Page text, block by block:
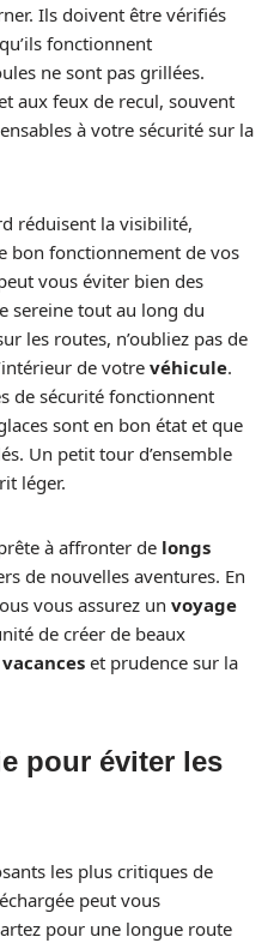
Ils doivent être vérifiés
fonctionnent
ne sont pas grillées.
aux feux de recul, souvent
à votre sécurité sur la
réduisent la visibilité,
bon fonctionnement de vos
vous éviter bien des
sereine tout au long du
les routes, n’oubliez pas de
de votre véhicule.
de sécurité fonctionnent
sont en bon état et que
Un petit tour d’ensemble
léger.
à affronter de longs
de nouvelles aventures. En
vous assurez un voyage
de créer de beaux
vacances et prudence sur la
pour éviter les
les plus critiques de
peut vous
pour une longue route